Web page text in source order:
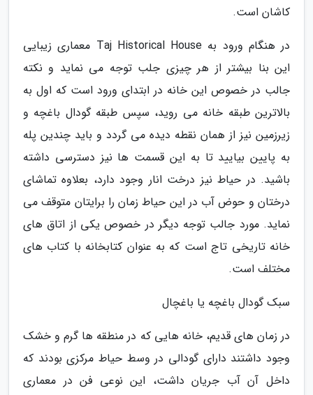
کاشان است.
در هنگام ورود به Taj Historical House معماری زیبایی
این بنا بیشتر از هر چیزی جلب توجه می نماید و نکته
جالب در خصوص این خانه در ابتدای ورود است که اول به
بالاترین طبقه خانه می روید، سپس طبقه گودال باغچه و
زیرزمین نیز از همان نقطه دیده می گردد و باید چندین پله
به پایین بیایید تا به این قسمت ها نیز دسترسی داشته
باشید. در حیاط نیز درخت انار وجود دارد، بعلاوه تماشای
درختان و حوض آب در این حیاط زمان را برایتان متوقف می
نماید. مورد جالب توجه دیگر در خصوص یکی از اتاق های
خانه تاریخی تاج است که به عنوان کتابخانه با کتاب های
مختلف است.
سبک گودال باغچه یا باغچال
در زمان های قدیم، خانه هایی که در منطقه ها گرم و خشک
وجود داشتند دارای گودالی در وسط حیاط مرکزی بودند که
داخل آن آب جریان داشت، این نوعی فن در معماری